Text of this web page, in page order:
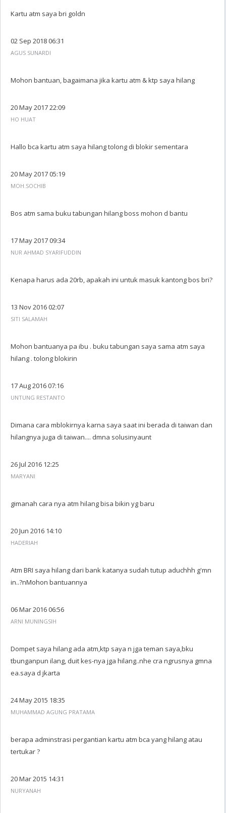
Kartu atm saya bri goldn
02 Sep 2018 06:31
AGUS SUNARDI
Mohon bantuan, bagaimana jika kartu atm & ktp saya hilang
20 May 2017 22:09
HO HUAT
Hallo bca kartu atm saya hilang tolong di blokir sementara
20 May 2017 05:19
MOH.SOCHIB
Bos atm sama buku tabungan hilang boss mohon d bantu
17 May 2017 09:34
NUR AHMAD SYARIFUDDIN
Kenapa harus ada 20rb, apakah ini untuk masuk kantong bos bri?
13 Nov 2016 02:07
SITI SALAMAH
Mohon bantuanya pa ibu . buku tabungan saya sama atm saya
hilang . tolong blokirin
17 Aug 2016 07:16
UNTUNG RESTANTO
Dimana cara mblokirnya karna saya saat ini berada di taiwan dan
hilangnya juga di taiwan.... dmna solusinyaunt
26 Jul 2016 12:25
MARYANI
gimanah cara nya atm hilang bisa bikin yg baru
20 Jun 2016 14:10
HADERIAH
Atm BRI saya hilang dari bank katanya sudah tutup aduchhh g'mn
in..?nMohon bantuannya
06 Mar 2016 06:56
ARNI MUNINGSIH
Dompet saya hilang ada atm,ktp saya n jga teman saya,bku
tbunganpun ilang, duit kes-nya jga hilang..nhe cra ngrusnya gmna
ea.saya d jkarta
24 May 2015 18:35
MUHAMMAD AGUNG PRATAMA
berapa adminstrasi pergantian kartu atm bca yang hilang atau
tertukar ?
20 Mar 2015 14:31
NURYANAH